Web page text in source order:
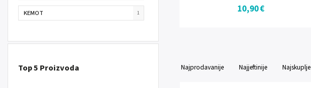
KEMOT 1
Top 5 Proizvoda
10,90 €
Najprodavanije Najjeftinije Najskuplje